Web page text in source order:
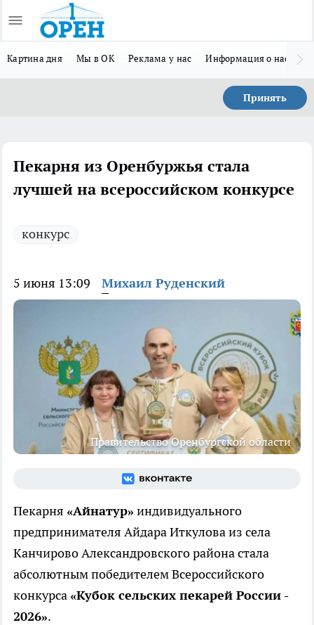
Картина дня Мы в ОК Реклама у нас Информация о нас
Принять
Пекарня из Оренбуржья стала
лучшей на всероссийском конкурсе
конкурс
5 июня 13:09 Михаил Руденский
Правительство Оренбургской области
Пекарня «Айнатур» индивидуального
предпринимателя Айдара Иткулова из села
Канчирово Александровского района стала
абсолютным победителем Всероссийского
конкурса «Кубок сельских пекарей России -
2026».